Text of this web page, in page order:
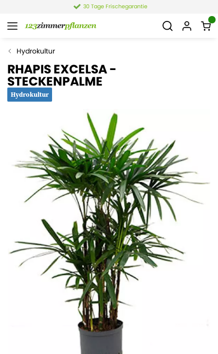
4,4 von 6.021 Bewertungen
Hydrokultur
RHAPIS EXCELSA -
STECKENPALME
Hydrokultur